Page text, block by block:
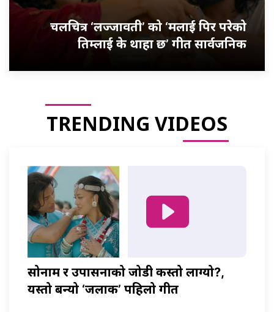
चलचित्र ‘लज्जावती’ को ‘मलाई पिर परेको
तिम्लाई के थाहा छ’ गीत सार्वजनिक
TRENDING VIDEOS
सोनाम र उपासनाको जोडी कस्तो लाग्यो?,
यस्तो बन्यो ‘जलाकी’ पहिलो गीत